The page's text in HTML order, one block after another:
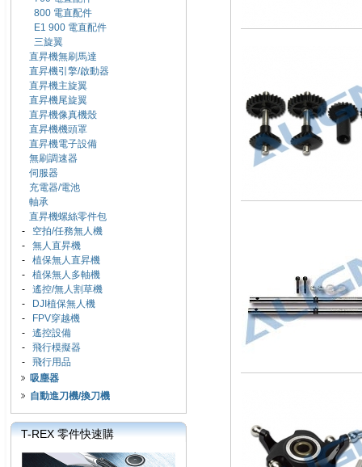
800 電直配件
E1 900 電直配件
三旋翼
直昇機無刷馬達
直昇機引擎/啟動器
直昇機主旋翼
直昇機尾旋翼
直昇機像真機殼
直昇機機頭罩
直昇機電子設備
無刷調速器
伺服器
充電器/電池
軸承
直昇機螺絲零件包
- 空拍/任務無人機
- 無人直昇機
- 植保無人直昇機
- 植保無人多軸機
- 遙控/無人割草機
-
DJI植保無人機
-
FPV穿越機
- 遙控設備
- 飛行模擬器
- 飛行用品
吸塵器
自動進刀機/換刀機
T-REX 零件快速購